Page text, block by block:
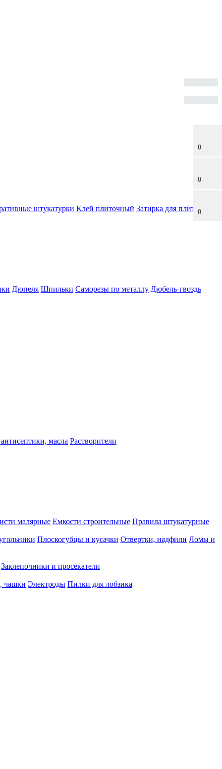
0
0
0
штукатурки Клей плиточный Затирка для плитки
Дюпеля Шпильки Саморезы по металлу Дюбель-гвоздь
масла Растворители
малярные Емкости строительные Правила штукатурные
Плоскогубцы и кусачки Отвертки, надфили Ломы и
Заклепочники и просекатели
чашки Электроды Пилки для лобзика